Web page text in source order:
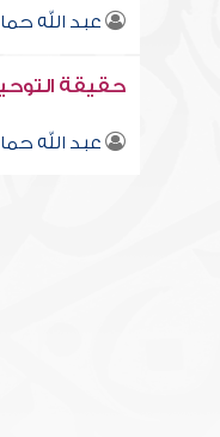
عبد الله
حقيقة
عبد الله